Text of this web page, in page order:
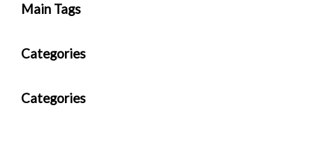
Main Tags
Categories
Categories